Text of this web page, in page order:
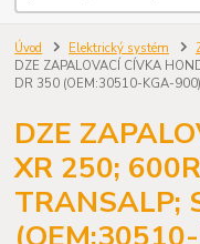
Úvod Elektrický systém
DZE ZAPALOVACÍ CÍVKA
DR 350 (OEM:30510-KGA-900)
DZE
XR 250;
TRANSALP;